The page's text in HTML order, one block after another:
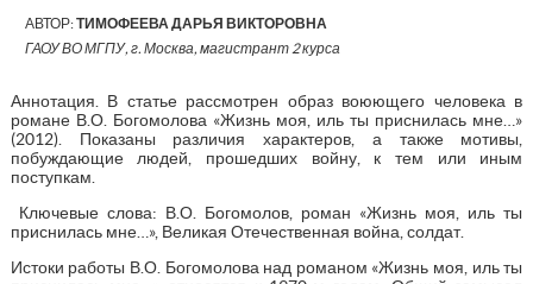
АВТОР:ТИМОФЕЕВА ДАРЬЯ ВИКТОРОВНА
ГАОУ ВО МГПУ, г. Москва, магистрант 2 курса
Аннотация. В статье рассмотрен образ воюющего человека в
романе В.О. Богомолова «Жизнь моя, иль ты приснилась мне…»
(2012). Показаны различия характеров, а также мотивы,
побуждающие людей, прошедших войну, к тем или иным
поступкам.
Ключевые слова: В.О. Богомолов, роман «Жизнь моя, иль ты
приснилась мне…», Великая Отечественная война, солдат.
Истоки работы В.О. Богомолова над романом «Жизнь моя, иль ты